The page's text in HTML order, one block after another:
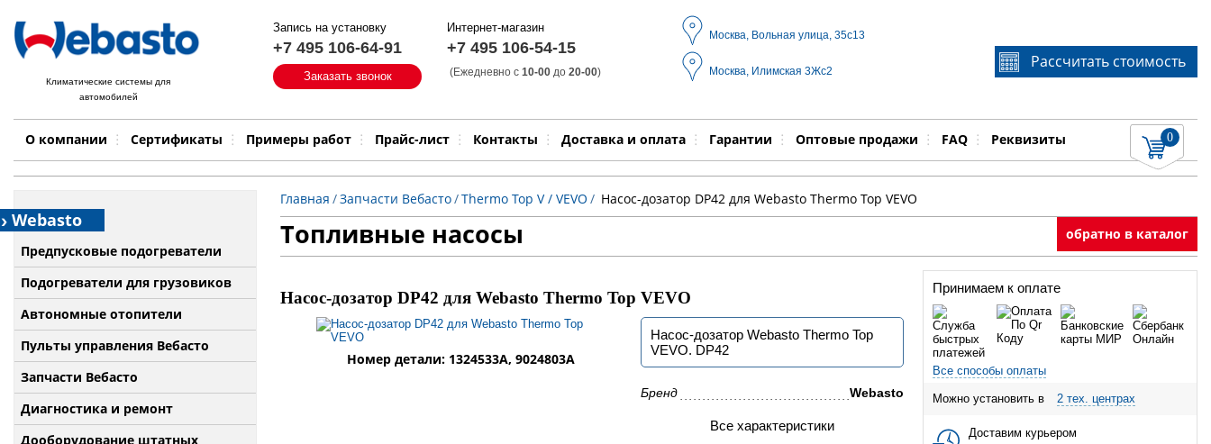
Климатические системы для
автомобилей
Запись на установку
+7 495 106-64-91
Заказать звонок
Интернет-магазин
+7 495 106-54-15
(Ежедневно с 10-00 до 20-00)
Москва, Вольная улица, 35с13
Москва, Илимская 3Жс2
Рассчитать стоимость
О компании Сертификаты Примеры работ Прайс-лист Контакты Доставка и оплата Гарантии Оптовые продажи FAQ Реквизиты 0
Быстрый поиск:
Если Вы не знаете идентификационный номер
запчасти, звоните по телефону+7 495 106-64-91, мы
Примеры работ Бренд Модель Выполняемые работы
Webasto
Предпусковые подогреватели
Подогреватели для грузовиков
Автономные отопители
Пульты управления Вебасто
Запчасти Вебасто
Диагностика и ремонт
Дооборудование штатных
Главная /Запчасти Вебасто/Thermo Top V / VEVO / Насос-дозатор DP42 для Webasto Thermo Top VEVO
обратно в каталог
Топливные насосы
Принимаем к оплате
Все способы оплаты
Можно установить в 2 тех. центрах
Доставим курьером
Насос-дозатор DP42 для Webasto Thermo Top VEVO
Номер детали: 1324533A, 9024803A
Насос-дозатор Webasto Thermo Top
VEVO. DP42
Бренд Webasto
Все характеристики